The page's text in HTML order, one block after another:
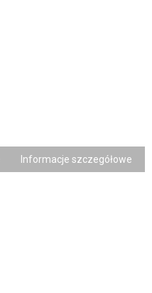
Informacje szczegółowe